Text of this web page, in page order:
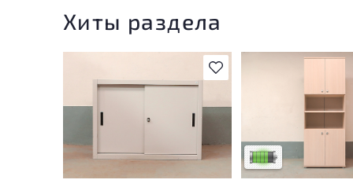
Хиты раздела
В избранное
незначительные
эксплуатации, не
использования
Низкая степень